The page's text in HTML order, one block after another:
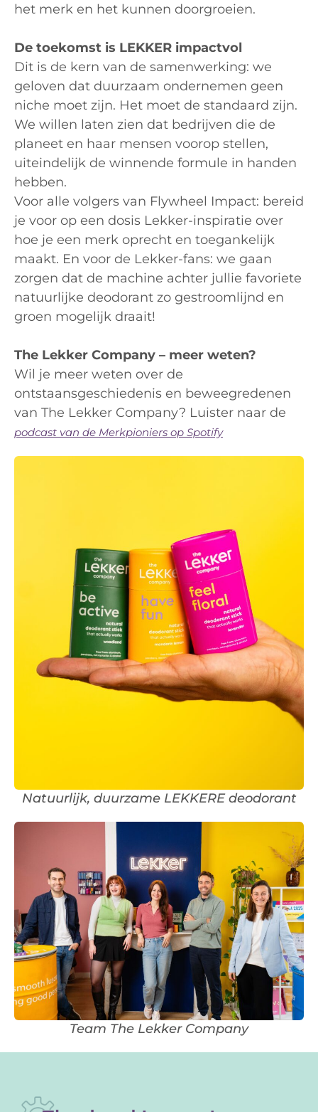
het merk en het kunnen doorgroeien.
De toekomst is LEKKER impactvol
Dit is de kern van de samenwerking: we
geloven dat duurzaam ondernemen geen
niche moet zijn. Het moet de standaard zijn.
We willen laten zien dat bedrijven die de
planeet en haar mensen voorop stellen,
uiteindelijk de winnende formule in handen
hebben.
Voor alle volgers van Flywheel Impact: bereid
je voor op een dosis Lekker-inspiratie over
hoe je een merk oprecht en toegankelijk
maakt. En voor de Lekker-fans: we gaan
zorgen dat de machine achter jullie favoriete
natuurlijke deodorant zo gestroomlijnd en
groen mogelijk draait!
The Lekker Company – meer weten?
Wil je meer weten over de
ontstaansgeschiedenis en beweegredenen
van The Lekker Company? Luister naar de
podcast van de Merkpioniers op Spotify
Natuurlijk, duurzame LEKKERE deodorant
Team The Lekker Company